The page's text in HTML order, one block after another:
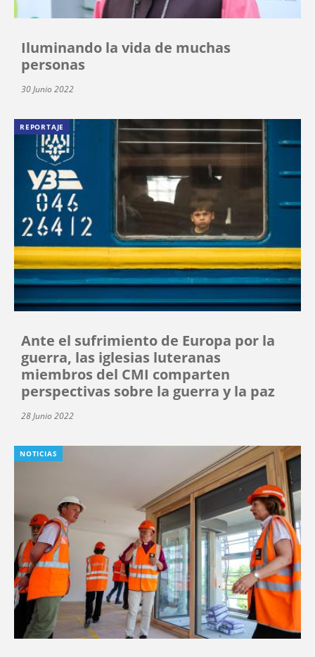
Iluminando la vida de muchas
personas
30 Junio 2022
REPORTAJE
Ante el sufrimiento de Europa por la
guerra, las iglesias luteranas
miembros del CMI comparten
perspectivas sobre la guerra y la paz
28 Junio 2022
NOTICIAS